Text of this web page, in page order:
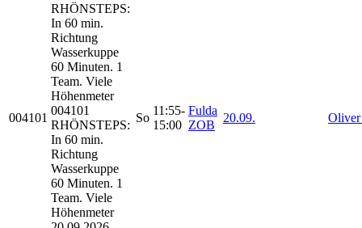
004101
RHÖNSTEPS:
In 60 min.
Richtung
Wasserkuppe
60 Minuten. 1
Team. Viele
Höhenmeter
004101
RHÖNSTEPS:
In 60 min.
Richtung
Wasserkuppe
60 Minuten. 1
Team. Viele
Höhenmeter
So
11:55-
15:00
Fulda
ZOB
20.09. Oliver